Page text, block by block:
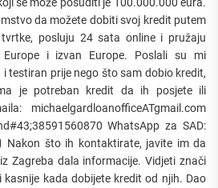
da možete dobiti svoj kredit putem
posluju 24 sata online i pružaju
Europe i izvan Europe. Poslali su mi
testiran prije nego što sam dobio kredit,
je potreban kredit da ih posjete ili
michaelgardloanofficeATgmail.com
WhatsApp za SAD:
Nakon što ih kontaktirate, javite im da
Zagreba dala informacije. Vidjeti znači
kada dobijete kredit od njih. Dao